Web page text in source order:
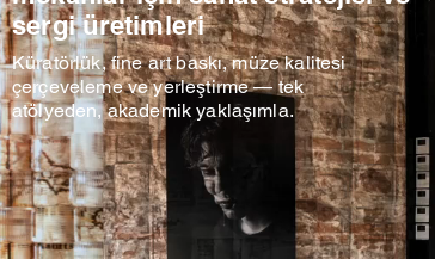
sergi üretimleri
Küratörlük, fine art baskı, müze kalitesi
çerçeveleme ve yerleştirme — tek
atölyeden, akademik yaklaşımla.